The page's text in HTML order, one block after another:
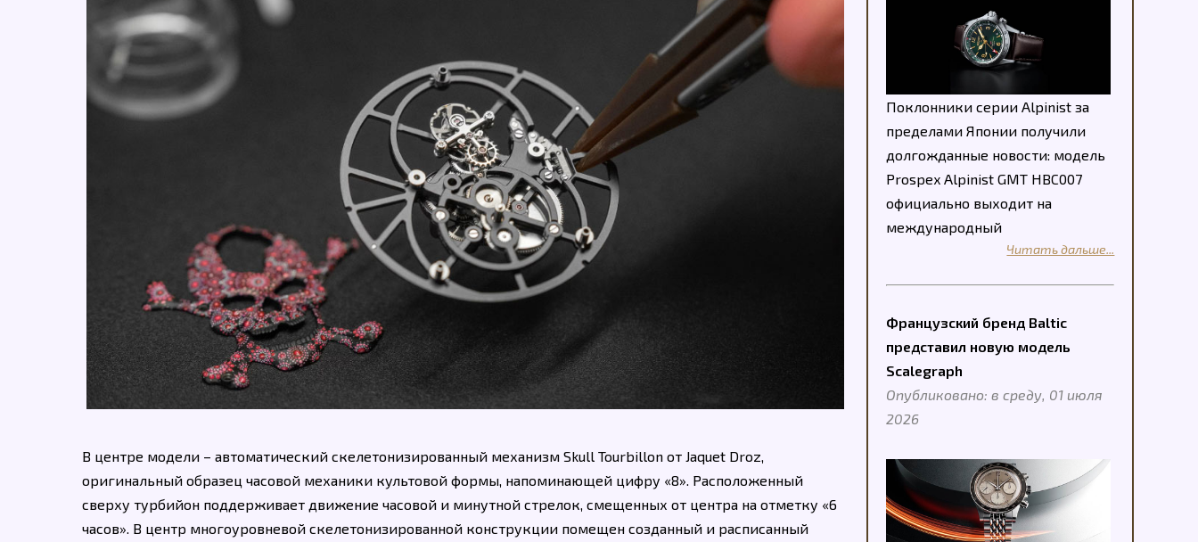
В центре модели – автоматический скелетонизированный механизм Skull Tourbillon от Jaquet Droz,
оригинальный образец часовой механики культовой формы, напоминающей цифру «8». Расположенный
сверху турбийон поддерживает движение часовой и минутной стрелок, смещенных от центра на отметку «6
часов». В центр многоуровневой скелетонизированной конструкции помещен созданный и расписанный
Поклонники серии Alpinist за
пределами Японии получили
долгожданные новости: модель
Prospex Alpinist GMT HBC007
официально выходит на
международный
Читать дальше...
Французский бренд Baltic
представил новую модель
Scalegraph
Опубликовано: в среду, 01 июля
2026